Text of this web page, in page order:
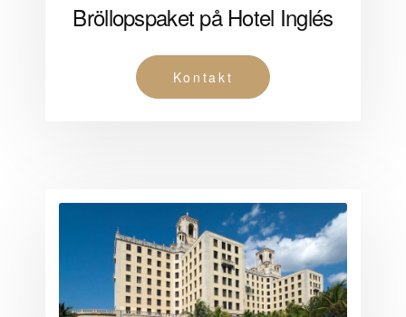
Bröllopspaket på Hotel Inglés
Kontakt